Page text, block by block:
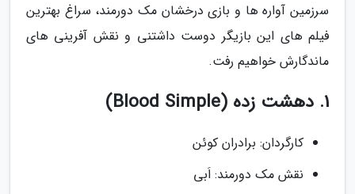
سرزمین آواره ها و بازی درخشان مک دورمند، سراغ بهترین
فیلم های این بازیگر دوست داشتنی و نقش آفرینی های
ماندگارش خواهیم رفت.
1. دهشت زده (Blood Simple)
کارگردان: برادران کوئن
نقش مک دورمند: اَبی